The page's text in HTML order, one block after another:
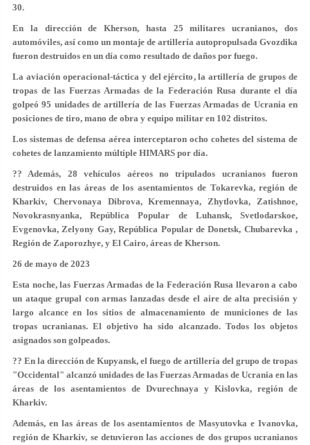
30.
En la dirección de Kherson, hasta 25 militares ucranianos, dos
automóviles, así como un montaje de artillería autopropulsada Gvozdika
fueron destruidos en un día como resultado de daños por fuego.
La aviación operacional-táctica y del ejército, la artillería de grupos de
tropas de las Fuerzas Armadas de la Federación Rusa durante el día
golpeó 95 unidades de artillería de las Fuerzas Armadas de Ucrania en
posiciones de tiro, mano de obra y equipo militar en 102 distritos.
Los sistemas de defensa aérea interceptaron ocho cohetes del sistema de
cohetes de lanzamiento múltiple HIMARS por día.
?? Además, 28 vehículos aéreos no tripulados ucranianos fueron
destruidos en las áreas de los asentamientos de Tokarevka, región de
Kharkiv, Chervonaya Dibrova, Kremennaya, Zhytlovka, Zatishnoe,
Novokrasnyanka, República Popular de Luhansk, Svetlodarskoe,
Evgenovka, Zelyony Gay, República Popular de Donetsk, Chubarevka ,
Región de Zaporozhye, y El Cairo, áreas de Kherson.
26 de mayo de 2023
Esta noche, las Fuerzas Armadas de la Federación Rusa llevaron a cabo
un ataque grupal con armas lanzadas desde el aire de alta precisión y
largo alcance en los sitios de almacenamiento de municiones de las
tropas ucranianas. El objetivo ha sido alcanzado. Todos los objetos
asignados son golpeados.
?? En la dirección de Kupyansk, el fuego de artillería del grupo de tropas
"Occidental" alcanzó unidades de las Fuerzas Armadas de Ucrania en las
áreas de los asentamientos de Dvurechnaya y Kislovka, región de
Kharkiv.
Además, en las áreas de los asentamientos de Masyutovka e Ivanovka,
región de Kharkiv, se detuvieron las acciones de dos grupos ucranianos